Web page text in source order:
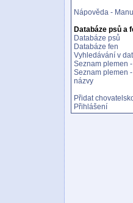
Nápověda -
Databáze psů a
Databáze psů
Databáze fen
Vyhledávání v
Seznam plemen
Seznam plemen
názvy
Přidat
Přihlášení